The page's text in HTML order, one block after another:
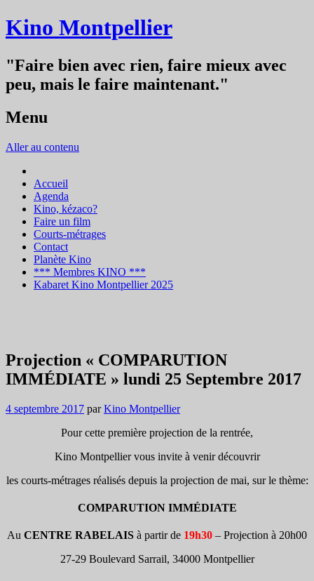
Kino Montpellier
"Faire bien avec rien, faire mieux avec
peu, mais le faire maintenant."
Menu
Aller au contenu
Accueil
Agenda
Kino, kézaco?
Faire un film
Courts-métrages
Contact
Planète Kino
*** Membres KINO ***
Kabaret Kino Montpellier 2025
Projection « COMPARUTION
IMMÉDIATE » lundi 25 Septembre 2017
4 septembre 2017 parKino Montpellier
Pour cette première projection de la rentrée,
Kino Montpellier vous invite à venir découvrir
les courts-métrages réalisés depuis la projection de mai, sur le thème:
COMPARUTION IMMÉDIATE
Au CENTRE RABELAIS à partir de 19h30 – Projection à 20h00
27-29 Boulevard Sarrail, 34000 Montpellier